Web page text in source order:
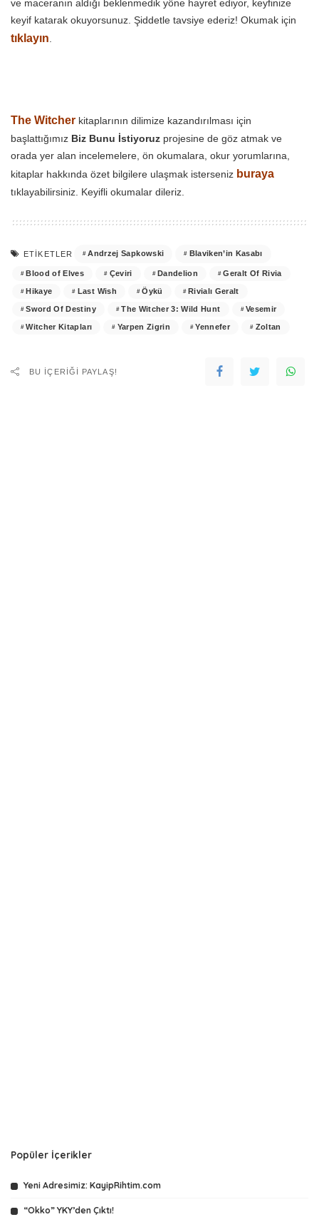
ve maceranın aldığı beklenmedik yöne hayret ediyor, keyfinize
keyif katarak okuyorsunuz. Şiddetle tavsiye ederiz! Okumak için
tıklayın
The Witcher kitaplarının dilimize kazandırılması için
başlattığımız Biz Bunu İstiyoruz projesine de göz atmak ve
orada yer alan incelemelere, ön okumalara, okur yorumlarına,
kitaplar hakkında özet bilgilere ulaşmak isterseniz buraya
tıklayabilirsiniz. Keyifli okumalar dileriz.
ETIKETLER Andrzej Sapkowski Blaviken’in Kasabı
Blood of Elves Çeviri Dandelion Geralt Of Rivia
Hikaye Last Wish Öykü Rivialı Geralt
Sword Of Destiny The Witcher 3: Wild Hunt Vesemir
Witcher Kitapları Yarpen Zigrin Yennefer Zoltan
BU IÇERIĞI PAYLAŞ!
Popüler İçerikler
Yeni Adresimiz: KayipRihtim.com
“Okko” YKY’den Çıktı!